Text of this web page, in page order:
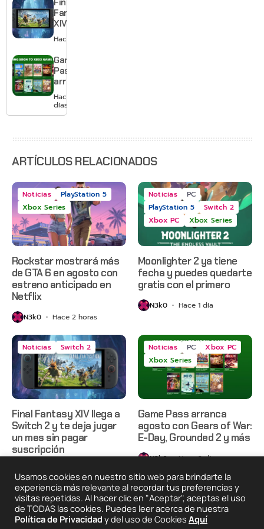
el primero
Fantasy
XIV llega a
Switch 2 y
te deja
jugar un
mes sin
pagar
suscripción
Hace 2 días
Game
Pass
arranca
agosto
con
Gears of
2 y más
Hace 2
días
ARTÍCULOS RELACIONADOS
Noticias
PlayStation 5
Xbox Series
Rockstar mostrará más
de GTA 6 en agosto con
estreno anticipado en
Netflix
N3k0 Hace 2 horas
Noticias
PC
PlayStation 5
Switch 2
Xbox PC
Xbox Series
Moonlighter 2 ya tiene
fecha y puedes quedarte
gratis con el primero
N3k0 Hace 1 día
Noticias Switch 2
Final Fantasy XIV llega a
Switch 2 y te deja jugar
un mes sin pagar
suscripción
Noticias PC
Xbox PC
Xbox Series
Game Pass arranca
agosto con Gears of War:
E-Day, Grounded 2 y más
N3k0 Hace 2 días
2025 © Degeneraciónx.com | Anime, Games & Nothing
Else
Usamos cookies en nuestro sitio web para brindarte la
experiencia más relevante al recordar tus preferencias y
visitas repetidas. Al hacer clic en "Aceptar", aceptas el uso
de TODAS las cookies. Puedes leer acerca de nuestra
Política de Privacidad y del uso de Cookies Aquí